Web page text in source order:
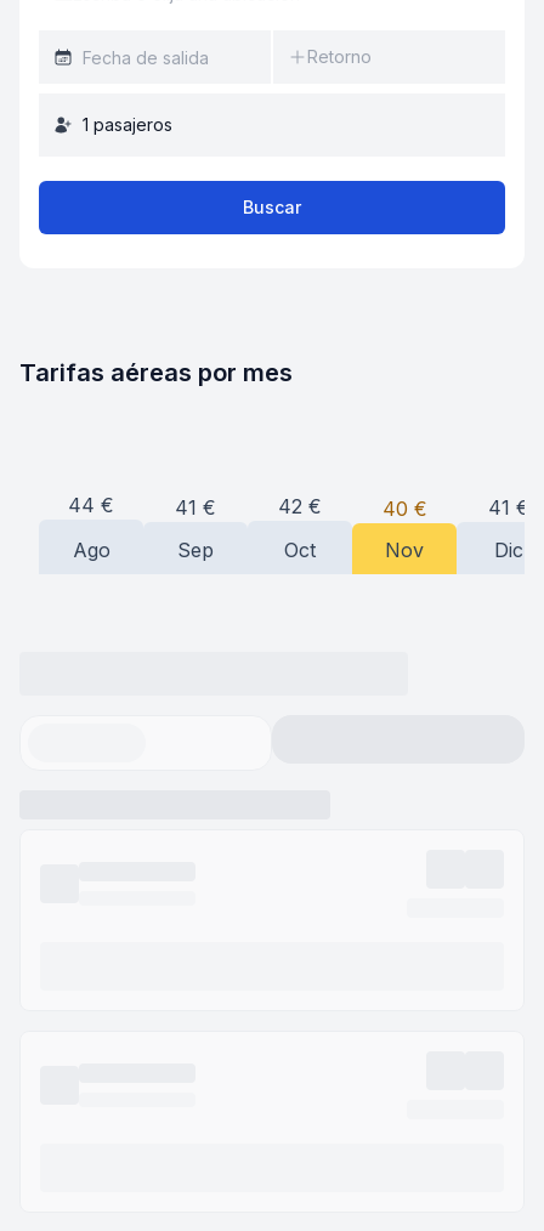
Retorno
1 pasajeros
Buscar
Tarifas aéreas por mes
44 €
Ago
41 €
Sep
42 €
Oct
40 €
Nov
41 €
Dic